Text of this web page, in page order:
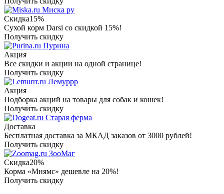
Миска ру
Скидка15%
Сухой корм Darsi со скидкой 15%!
Получить скидку
Пурина
Акция
Все скидки и акции на одной странице!
Получить скидку
Лемуррр
Акция
Подборка акций на товары для собак и кошек!
Получить скидку
Старая ферма
Доставка
Бесплатная доставка за МКАД заказов от 3000 рублей!
Получить скидку
ЗооМаг
Скидка20%
Корма «Мнямс» дешевле на 20%!
Получить скидку